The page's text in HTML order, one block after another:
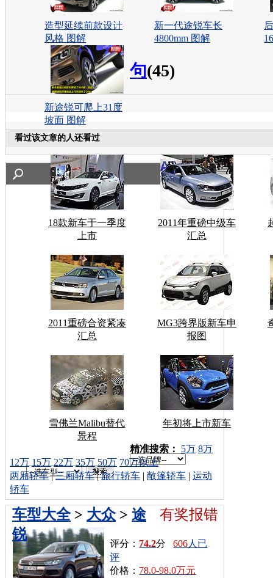
造型延续前款设计
风格 图解
新一代途锐车长
4800mm 图解
新途锐可爬上31度
坡面 图解
句(45)
看过该文章的人还看过
18款新车于一季度
上市
2011年重磅中级车
汇总
2011重磅合资紧凑
汇总
MG3跨界版新车申
报图
雪佛兰Malibu替代
景程
年初将上市新车
车型搜索：
精准搜索： 5万 8万
12万 15万 22万 35万 50万 70万以上
两厢轿车|三厢轿车|旅行轿车 | 敞篷轿车 | 运动
轿车
有奖报错
车型大全> 大众> 途
锐
评分： 74.2分606人已
评
价格： 78.0-98.0万元